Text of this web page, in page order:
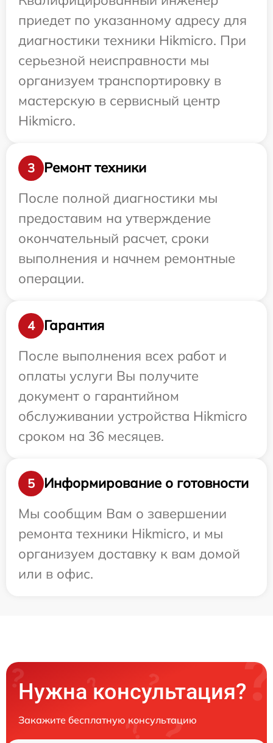
приедет по указанному адресу для
диагностики техники Hikmicro. При
серьезной неисправности мы
организуем транспортировку в
мастерскую в сервисный центр
Hikmicro.
3
Ремонт техники
После полной диагностики мы
предоставим на утверждение
окончательный расчет, сроки
выполнения и начнем ремонтные
операции.
4
Гарантия
После выполнения всех работ и
оплаты услуги Вы получите
документ о гарантийном
обслуживании устройства Hikmicro
сроком на 36 месяцев.
5
Информирование о готовности
Мы сообщим Вам о завершении
ремонта техники Hikmicro, и мы
организуем доставку к вам домой
или в офис.
Нужна консультация?
Закажите бесплатную консультацию